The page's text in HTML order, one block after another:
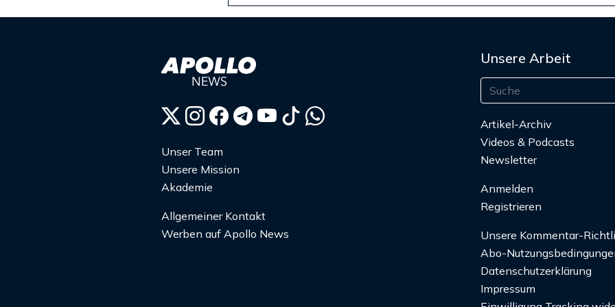
Unser Team
Unsere Mission
Akademie
Allgemeiner Kontakt
Werben auf Apollo News
Unsere Arbeit
Artikel-Archiv
Videos & Podcasts
Newsletter
Anmelden
Registrieren
Unsere Kommentar-
Abo-
Datenschutzerklärung
Impressum